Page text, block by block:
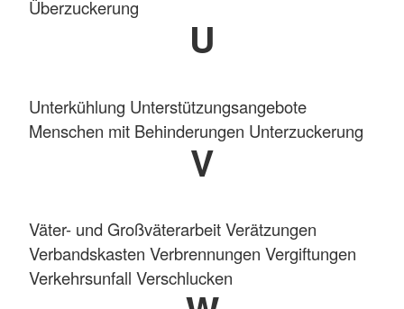
Überzuckerung
U
Unterkühlung Unterstützungsangebote
Menschen mit Behinderungen Unterzuckerung
V
Väter- und Großväterarbeit Verätzungen
Verbandskasten Verbrennungen Vergiftungen
Verkehrsunfall Verschlucken